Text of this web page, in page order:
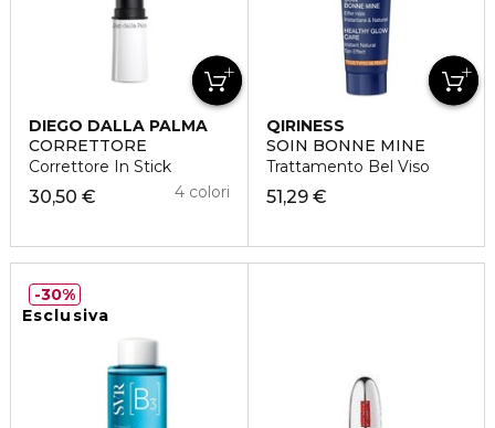
DIEGO DALLA PALMA
CORRETTORE
Correttore In Stick
30,50 € 4 colori
QIRINESS
SOIN BONNE MINE
Trattamento Bel Viso
51,29 €
Esclusiva
30%